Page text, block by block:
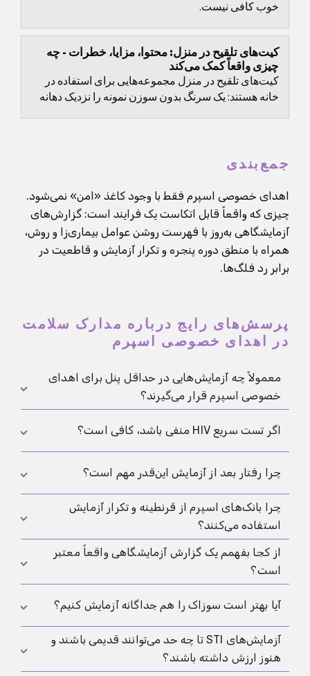
خوب کافی نیست.
کیت‌های تلقیح در منزل: محتوا، مزایا، خطرات - چه
چیزی واقعاً کمک می‌کند
کیت‌های تلقیح در منزل مجموعه‌هایی برای استفاده در
خانه هستند: یک سرنگ بدون سوزن نمونه را نزدیک دهانه
جمع‌بندی
اهدای خصوصی اسپرم فقط با وجود کاغذ «امن» نمی‌شود.
چیزی که واقعاً قابل اتکاست یک فرایند است: گزارش‌های
آزمایشگاهی به‌روز با فهرست روشن عوامل بیماری‌زا و روش،
همراه با منطق دوره پنجره و تکرار آزمایش و قاطعیت در
برابر رد فلگ‌ها.
پرسش‌های رایج درباره مدارک سلامت
در اهدای خصوصی اسپرم
معمولاً چه آزمایش‌هایی در حداقل پنل برای اهدای
خصوصی اسپرم قرار می‌گیرند؟
یک حداقل پنل معقول روی عفونت‌های مقاربتی اصلی
کلامیدیا. اینکه چه آزمایش‌هایی به عنوان حداقل
استاندارد توصیف می‌شوند را می‌توان در الزامات فنی
رسمی برای اهدای غیرشریک دید.
دستورالعمل 2006/17/EC
اگر تست سریع HIV منفی باشد، کافی است؟
منفی بودن تست سریع بدون دوره پنجره و زمینه، رد
هفته‌ای ذکر می‌شود تا نتیجه معنادار باشد.
خودآزمایی‌های HIV
برای توضیح دقیق‌تر،
را ببینید.
چرا رفتار بعد از آزمایش این‌قدر مهم است؟
چون نتیجه منفی فقط وضعیت تا زمان آزمایش را نشان
می‌دهد. اگر بعد از آن تماس جنسی جدید یا ریسک دیگری
وجود داشته باشد، نتیجه‌ای که قبلاً منفی بوده می‌تواند
عملاً بی‌ارزش شود.
چرا بانک‌های اسپرم از قرنطینه و تکرار آزمایش
استفاده می‌کنند؟
چون قرنطینه و تکرار آزمایش از نظر پزشکی دوره‌های
پنجره را پوشش می‌دهند. دستورالعمل‌های رسمی برای
را برای کاهش ریسک باقیمانده توصیف می‌کنند.
آزمایش در اهدای اسپرم غیرشریک
از کجا بفهمم یک گزارش آزمایشگاهی واقعاً معتبر
است؟
یک گزارش معتبر به طور واضح قابل نسبت دادن است،
آزمایش‌شده، نوع نمونه و روش را ذکر می‌کند و کامل خوانا
است. عکس‌های بدون زمینه، اسکرین‌شات‌های بریده یا
آیا بهتر است سوزاک را هم جداگانه آزمایش کنیم؟
بسته به ریسک می‌تواند منطقی باشد. اگر آزمایش می‌کنید،
آزمایش‌های STI تا چه حد می‌توانند قدیمی باشند و
هنوز ارزش داشته باشند؟